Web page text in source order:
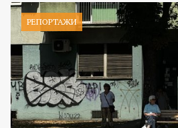
РЕПОРТАЖИ